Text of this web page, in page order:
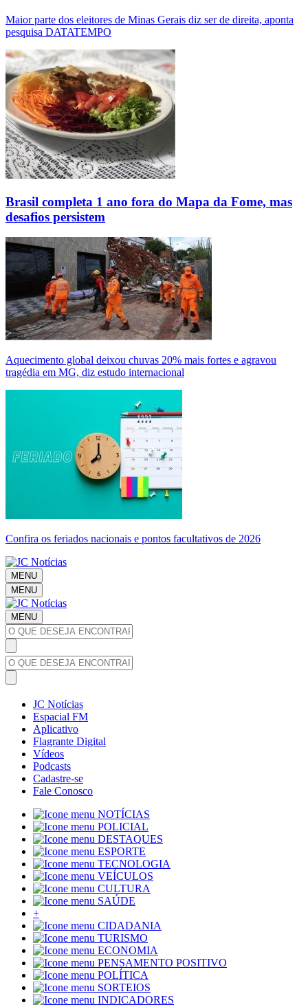
Maior parte dos eleitores de Minas Gerais diz ser de direita, aponta
pesquisa DATATEMPO
Brasil completa 1 ano fora do Mapa da Fome, mas
desafios persistem
Aquecimento global deixou chuvas 20% mais fortes e agravou
tragédia em MG, diz estudo internacional
Confira os feriados nacionais e pontos facultativos de 2026
MENU
MENU
MENU
JC Notícias
Espacial FM
Aplicativo
Flagrante Digital
Vídeos
Podcasts
Cadastre-se
Fale Conosco
NOTÍCIAS
POLICIAL
DESTAQUES
ESPORTE
TECNOLOGIA
VEÍCULOS
CULTURA
SAÚDE
+
CIDADANIA
TURISMO
ECONOMIA
PENSAMENTO POSITIVO
POLÍTICA
SORTEIOS
INDICADORES